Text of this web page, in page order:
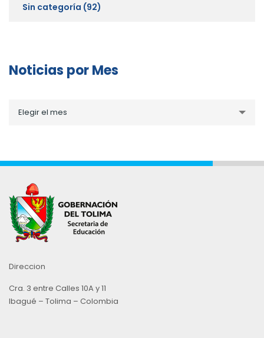
Sin categoría (92)
Noticias por Mes
porElegir el mes
Direccion
Cra. 3 entre Calles 10A y 11
Ibagué – Tolima – Colombia